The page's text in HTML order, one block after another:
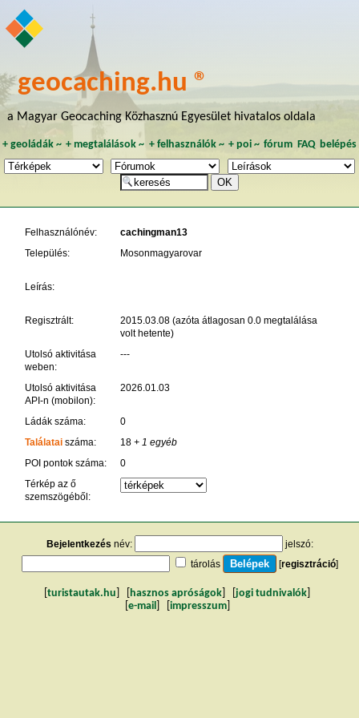
geocaching.hu ®
a Magyar Geocaching Közhasznú Egyesület hivatalos oldala
+ geoládák~ +megtalálások ~ + felhasználók~ + poi~ fórum FAQ belépés
Felhasználónév:
cachingman13
Település:
Mosonmagyarovar
Leírás:
Regisztrált:
2015.03.08 (azóta átlagosan 0.0 megtalálása
volt hetente)
Utolsó aktivitása
weben:
---
Utolsó aktivitása
API-n (mobilon):
2026.01.03
Ládák száma:
0
Találataiszáma: 18+ 1 egyéb
POI pontok száma:
0
Térkép az ő
szemszögéből:
Bejelentkezés név:
jelszó:
tárolás
[regisztráció]
turistautak.hu hasznos apróságok jogi tudnivalók
e-mail impresszum]